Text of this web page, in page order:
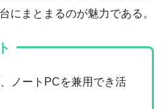
にまとまるのが魅力である。
ノートPCを兼用でき活